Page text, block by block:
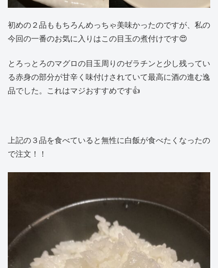
初めの２品ももちろんめっちゃ美味かったのですが、私の
今回の一番のお気に入りはこの目玉の煮付けです😍
とろっとろのマグロの目玉周りのゼラチンと少し残ってい
る赤身の部分が甘辛く味付けされていて最高に酒の進む逸
品でした。これはマジおすすめです👍
上記の３品を食べていると無性に白飯が食べたくなったの
で注文！！